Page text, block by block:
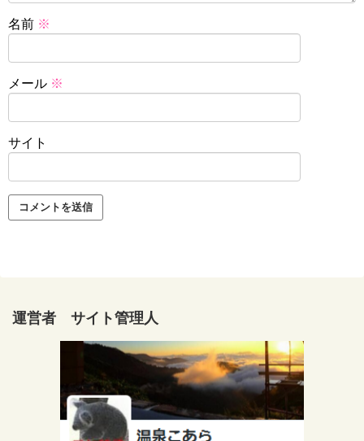
名前 ※
メール ※
サイト
運営者 サイト管理人